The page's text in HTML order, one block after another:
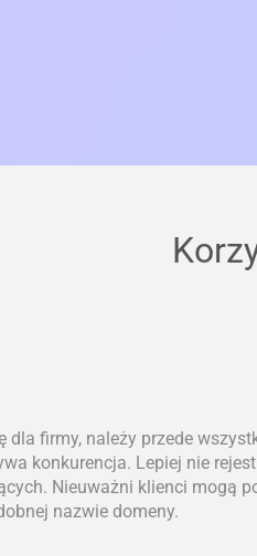
dla firmy, należy przede
konkurencja. Lepiej nie
Nieuważni klienci mogą
nazwie domeny.